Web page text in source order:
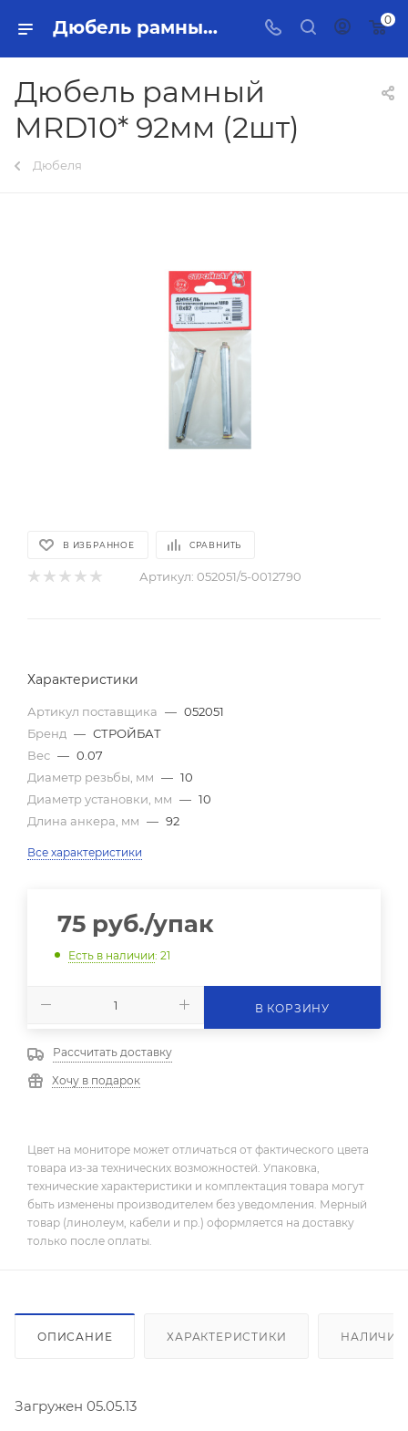
Дюбель рамный MRD10* 92мм (2шт) Тольятти - купить в интернет-магазине, каталог с ценами и характеристиками 0
Дюбель рамный
MRD10* 92мм (2шт)
Дюбеля
В ИЗБРАННОЕ СРАВНИТЬ
Артикул: 052051/5-0012790
Характеристики
Артикул поставщика — 052051
Бренд — СТРОЙБАТ
Вес — 0.07
Диаметр резьбы, мм — 10
Диаметр установки, мм — 10
Длина анкера, мм — 92
Все характеристики
75 руб./упак
Есть в наличии: 21
В КОРЗИНУ
Рассчитать доставку
Хочу в подарок
Цвет на мониторе может отличаться от фактического цвета
товара из-за технических возможностей. Упаковка,
технические характеристики и комплектация товара могут
быть изменены производителем без уведомления. Мерный
товар (линолеум, кабели и пр.) оформляется на доставку
только после оплаты.
ОПИСАНИЕ ХАРАКТЕРИСТИКИ НАЛИЧИЕ
Загружен 05.05.13